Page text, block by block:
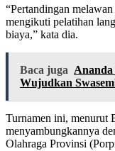
“Pertandingan
mengikuti pelatihan
biaya,” kata dia.
Baca juga
Wujudkan
Turnamen ini, menurut
menyambungkannya
Olahraga Provinsi